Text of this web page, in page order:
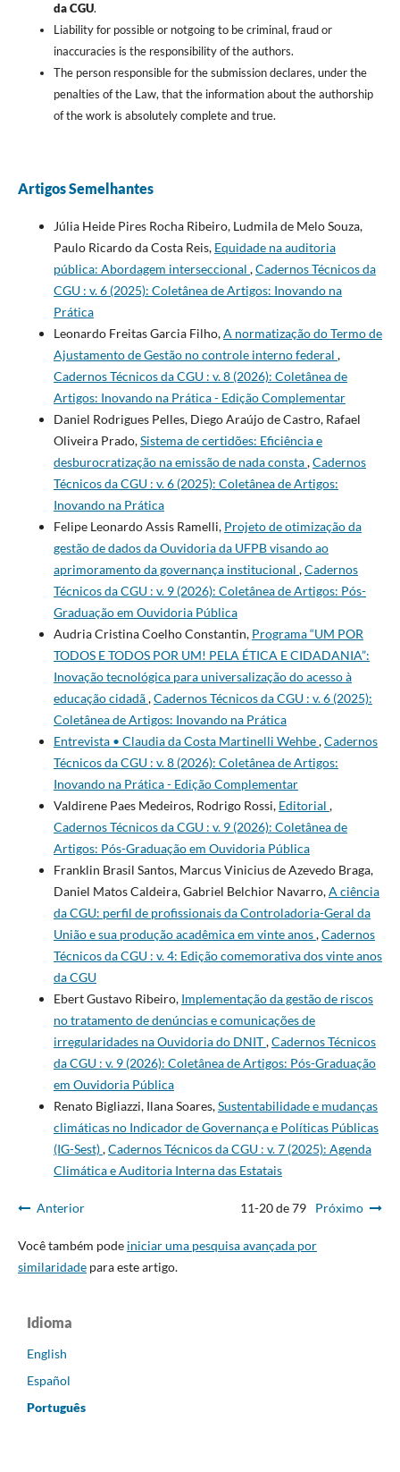
da CGU.
Liability for possible or notgoing to be criminal, fraud or
inaccuracies is the responsibility of the authors.
The person responsible for the submission declares, under the
penalties of the Law, that the information about the authorship
of the work is absolutely complete and true.
Artigos Semelhantes
Júlia Heide Pires Rocha Ribeiro, Ludmila de Melo Souza,
Paulo Ricardo da Costa Reis, Equidade na auditoria
pública: Abordagem interseccional ,Cadernos Técnicos da
CGU : v. 6 (2025): Coletânea de Artigos: Inovando na
Prática
Leonardo Freitas Garcia Filho,A normatização do Termo de
Ajustamento de Gestão no controle interno federal ,
Cadernos Técnicos da CGU : v. 8 (2026): Coletânea de
Artigos: Inovando na Prática - Edição Complementar
Daniel Rodrigues Pelles, Diego Araújo de Castro, Rafael
Oliveira Prado,Sistema de certidões: Eficiência e
desburocratização na emissão de nada consta,Cadernos
Técnicos da CGU : v. 6 (2025): Coletânea de Artigos:
Inovando na Prática
Felipe Leonardo Assis Ramelli, Projeto de otimização da
gestão de dados da Ouvidoria da UFPB visando ao
aprimoramento da governança institucional ,Cadernos
Técnicos da CGU : v. 9 (2026): Coletânea de Artigos: Pós-
Graduação em Ouvidoria Pública
Audria Cristina Coelho Constantin, Programa “UM POR
TODOS E TODOS POR UM! PELA ÉTICA E CIDADANIA”:
Inovação tecnológica para universalização do acesso à
educação cidadã,Cadernos Técnicos da CGU : v. 6 (2025):
Coletânea de Artigos: Inovando na Prática
Entrevista • Claudia da Costa Martinelli Wehbe,Cadernos
Técnicos da CGU : v. 8 (2026): Coletânea de Artigos:
Inovando na Prática - Edição Complementar
Valdirene Paes Medeiros, Rodrigo Rossi, Editorial ,
Cadernos Técnicos da CGU : v. 9 (2026): Coletânea de
Artigos: Pós-Graduação em Ouvidoria Pública
Franklin Brasil Santos, Marcus Vinicius de Azevedo Braga,
Daniel Matos Caldeira, Gabriel Belchior Navarro,A ciência
da CGU: perfil de profissionais da Controladoria-Geral da
União e sua produção acadêmica em vinte anos,Cadernos
Técnicos da CGU : v. 4: Edição comemorativa dos vinte anos
da CGU
Ebert Gustavo Ribeiro, Implementação da gestão de riscos
no tratamento de denúncias e comunicações de
irregularidades na Ouvidoria do DNIT,Cadernos Técnicos
da CGU : v. 9 (2026): Coletânea de Artigos: Pós-Graduação
em Ouvidoria Pública
Renato Bigliazzi, Ilana Soares,Sustentabilidade e mudanças
climáticas no Indicador de Governança e Políticas Públicas
(IG-Sest),Cadernos Técnicos da CGU : v. 7 (2025): Agenda
Climática e Auditoria Interna das Estatais
Anterior 11-20 de 79 Próximo
Você também pode iniciar uma pesquisa avançada por
similaridadepara este artigo.
Idioma
English
Español
Português